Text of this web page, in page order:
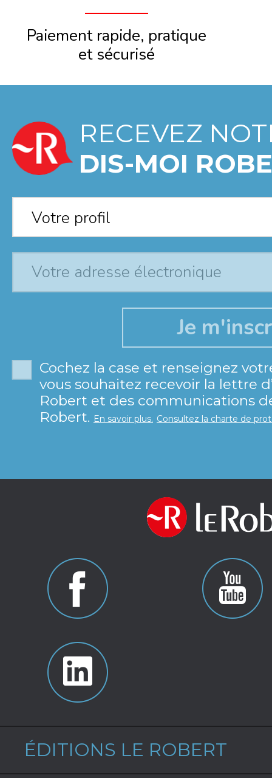
Paiement rapide, pratique
et sécurisé
RECEVEZ
DIS-MOI
Votre profil*
Votre profil
Cochez la case et renseignez
vous souhaitez recevoir la lettre
Robert et des communications
Robert. En savoir plus. Consultez la charte de
ÉDITIONS LE ROBERT